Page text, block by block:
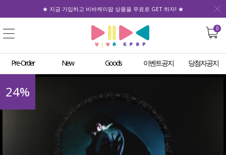
★ 지금 가입하고 비바케이팝 상품을 무료로 GET 하자! ★
0
Pre-Order New Goods 이벤트공지 당첨자공지
24%